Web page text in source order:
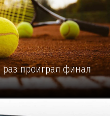
проиграл финал